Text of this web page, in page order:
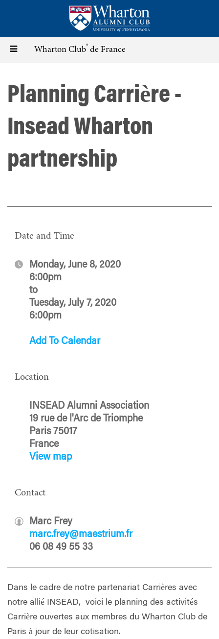
content
Toggle Wharton Club® de France
Planning Carrière -
Insead Wharton
partnership
Date and Time
Monday, June 8, 2020
6:00pm
to
Tuesday, July 7, 2020
6:00pm
Add To Calendar
Location
INSEAD Alumni Association
19 rue de l'Arc de Triomphe
Paris 75017
France
View map
Contact
Marc Frey
marc.frey@maestrium.fr
06 08 49 55 33
Dans le cadre de notre partenariat Carrières avec
notre allié INSEAD, voici le planning des activités
Carrière ouvertes aux membres du Wharton Club de
Paris à jour de leur cotisation.